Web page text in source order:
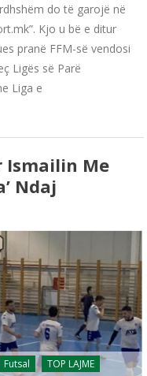
do të garojë në
Kjo u bë e ditur
pranë FFM-së vendosi
Ligës së Parë
Liga e
Ismailin Me
Ndaj
Futsal TOP LAJME